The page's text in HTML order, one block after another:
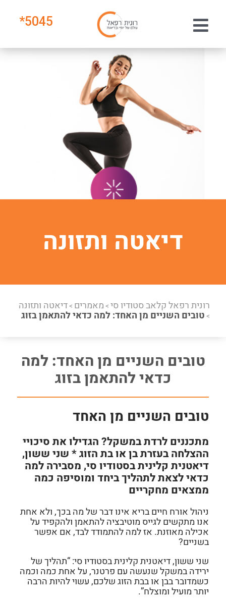
5045
*
דיאטה ותזונה
רונית רפאל קלאב סטודיו סי>מאמרים >דיאטה ותזונה
>טובים השניים מן האחד: למה כדאי להתאמן בזוג
טובים השניים מן האחד: למה
כדאי להתאמן בזוג
טובים השניים מן האחד
מתכננים לרדת במשקל? הגדילו את סיכויי
ההצלחה בעזרת בן או בת הזוג * שני ששון,
דיאטנית קלינית בסטודיו סי, מסבירה למה
כדאי לצאת לתהליך ביחד ומוסיפה כמה
ממצאים מחקריים
ניהול אורח חיים בריא אינו דבר של מה בכך, ולא אחת
אנו מתקשים לגייס מוטיבציה להתאמן ולהקפיד על
אכילה מאוזנת. אז למה להתמודד לבד, אם אפשר
בשניים?
שני ששון, דיאטנית קלינית בסטודיו סי:“תהליך של
ירידה במשקל שנעשה עם פרטנר, על אחת כמה וכמה
כשמדובר בבן או בבת הזוג שלכם, עשוי להיות הרבה
יותר מועיל ומוצלח”.